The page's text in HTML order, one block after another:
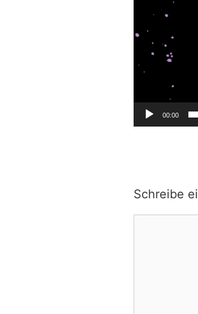
00:00
Schreibe